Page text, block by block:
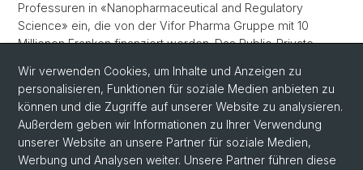
Professuren in «Nanopharmaceutical and Regulatory
Science» ein, die von der Vifor Pharma Gruppe mit 10
Millionen Franken finanziert werden. Das Public-Private-
Wettbewerb wichtige Instrumente und Fachkräfte zur
Verfügung zu stellen.
Zurück
Wir verwenden Cookies, um Inhalte und Anzeigen zu
personalisieren, Funktionen für soziale Medien anbieten zu
können und die Zugriffe auf unserer Website zu analysieren.
Außerdem geben wir Informationen zu Ihrer Verwendung
unserer Website an unsere Partner für soziale Medien,
Werbung und Analysen weiter. Unsere Partner führen diese